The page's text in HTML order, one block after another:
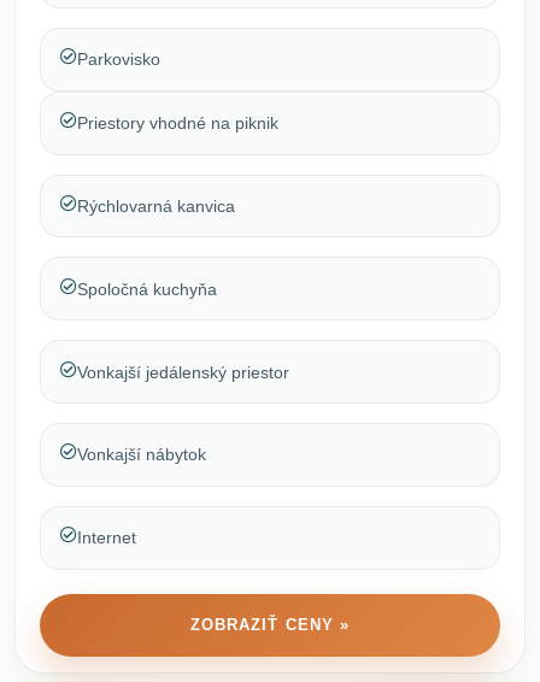
Parkovisko
Priestory vhodné na piknik
Rýchlovarná kanvica
Spoločná kuchyňa
Vonkajší jedálenský priestor
Vonkajší nábytok
Internet
ZOBRAZIŤ CENY »